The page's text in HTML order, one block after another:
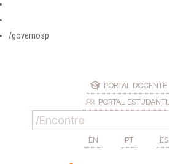
/governosp
PORTAL DOCENTE
PORTAL ESTUDANTIL
EN PT ES